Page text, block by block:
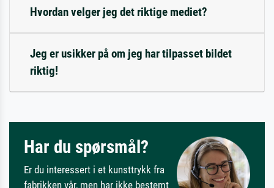
Hvordan velger jeg det riktige mediet?
Jeg er usikker på om jeg har tilpasset bildet
riktig!
Har du spørsmål?
Er du interessert i et kunsttrykk fra
fabrikken vår, men har ikke bestemt